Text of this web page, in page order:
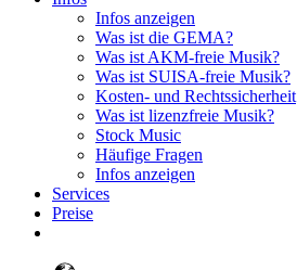
Infos anzeigen
Was ist die GEMA?
Was ist AKM-freie Musik?
Was ist SUISA-freie Musik?
Kosten- und Rechtssicherheit
Was ist lizenzfreie Musik?
Stock Music
Häufige Fragen
Infos anzeigen
Services
Preise